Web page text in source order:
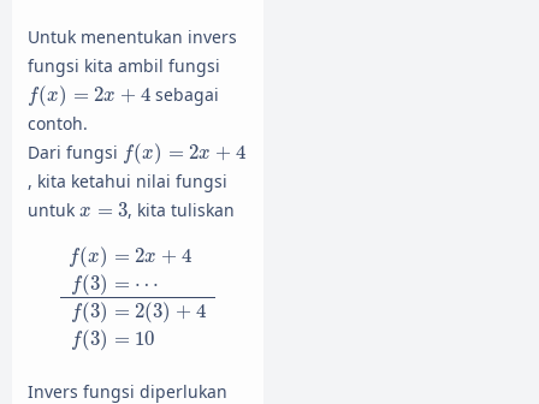
Untuk menentukan invers
fungsi kita ambil fungsi
f(x) = 2x + 4
f(x )= +
sebagai
contoh.
Dari fungsi f(x) = 2x + 4
f(x = +
, kita ketahui nilai fungsi
untuk x = 3
x , kita tuliskan
f(x) = 2x + 4
f(3) = ⋯
f(3) = 2(3) + 4
f(3) = 10
x) 2 4
Invers fungsi diperlukan